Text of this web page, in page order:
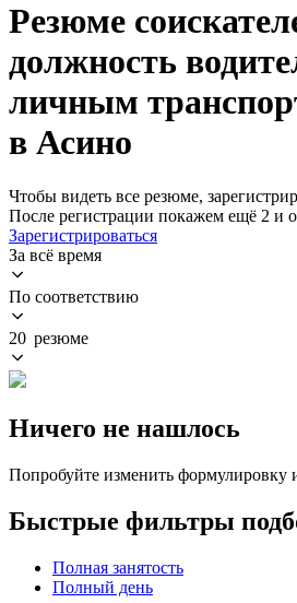
Резюме
должность
личным
в Асино
Чтобы видеть все резюме,
После регистрации покажем ещё 2 и
Зарегистрироваться
За всё время
По соответствию
20 резюме
Ничего не нашлось
Попробуйте изменить формулировку
Быстрые фильтры
Полная занятость
Полный день